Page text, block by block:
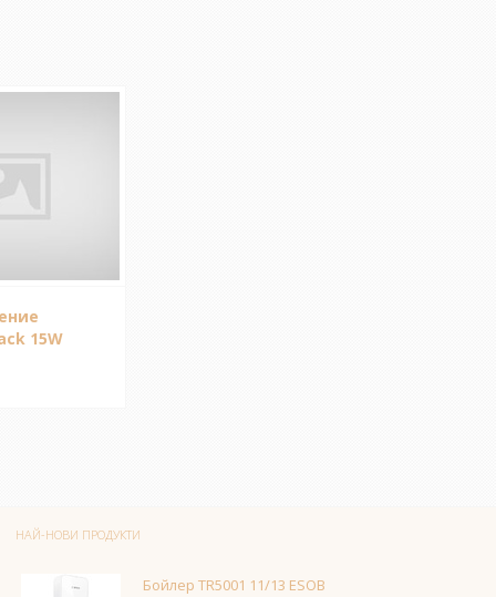
15W
НАЙ-НОВИ ПРОДУКТИ
Бойлер TR5001 11/13 ESOB